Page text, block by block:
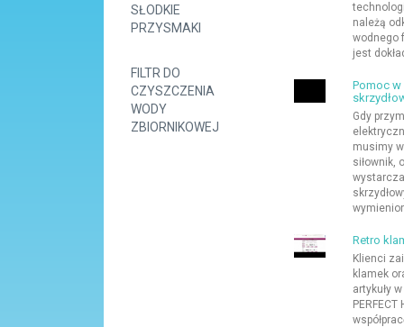
SŁODKIE
PRZYSMAKI
FILTR DO
CZYSZCZENIA
WODY
ZBIORNIKOWEJ
należą
wodnego
jest
Pomoc
Gdy
musimy
siłownik,
Retro
Klienci
klamek
artykuły